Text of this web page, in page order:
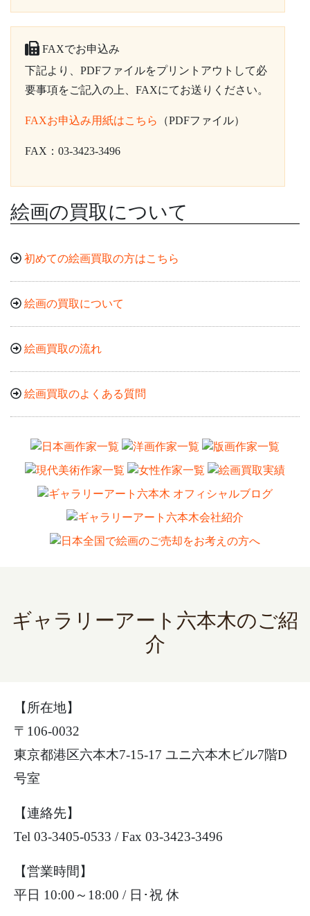
FAXでお申込み
下記より、PDFファイルをプリントアウトして必
要事項をご記入の上、FAXにてお送りください。
FAXお申込み用紙はこちら （PDFファイル）
FAX：03-3423-3496
絵画の買取について
初めての絵画買取の方はこちら
絵画の買取について
絵画買取の流れ
絵画買取のよくある質問
ギャラリーアート六本木のご紹
介
【所在地】
〒106-0032
東京都港区六本木7-15-17 ユニ六本木ビル7階D
号室
【連絡先】
Tel 03-3405-0533 / Fax 03-3423-3496
【営業時間】
平日 10:00～18:00 / 日･祝 休